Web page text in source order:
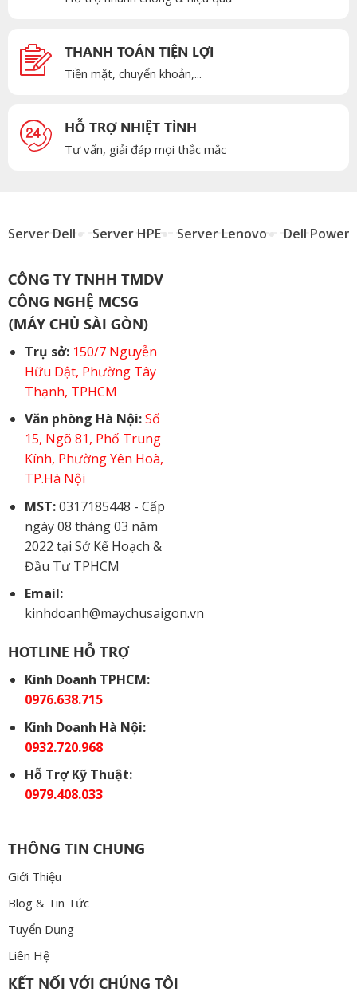
THANH TOÁN TIỆN LỢI
Tiền mặt, chuyển khoản,...
HỖ TRỢ NHIỆT TÌNH
Tư vấn, giải đáp mọi thắc mắc
Server Dell Server HPE Server Lenovo Dell
CÔNG TY TNHH TMDV
CÔNG NGHỆ MCSG
(MÁY CHỦ SÀI GÒN)
Trụ sở: 150/7 Nguyễn
Hữu Dật, Phường Tây
Thạnh, TPHCM
Văn phòng Hà Nội: Số
15, Ngõ 81, Phố Trung
Kính, Phường Yên Hoà,
TP.Hà Nội
MST:0317185448 - Cấp
ngày 08 tháng 03 năm
2022 tại Sở Kế Hoạch &
Đầu Tư TPHCM
Email:
kinhdoanh@maychusaigon.vn
HOTLINE HỖ TRỢ
Kinh Doanh TPHCM:
0976.638.715
Kinh Doanh Hà Nội:
0932.720.968
Hỗ Trợ Kỹ Thuật:
0979.408.033
THÔNG TIN CHUNG
Giới Thiệu
Blog & Tin Tức
Tuyển Dụng
Liên Hệ
KẾT NỐI VỚI CHÚNG TÔI